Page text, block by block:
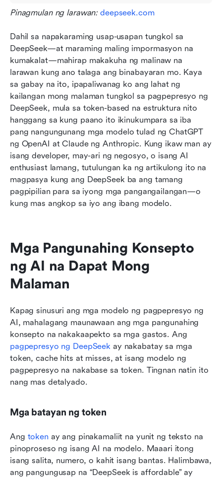
Pinagmulan ng larawan: deepseek.com
Dahil sa napakaraming usap-usapan tungkol sa
DeepSeek—at maraming maling impormasyon na
kumakalat—mahirap makakuha ng malinaw na
larawan kung ano talaga ang binabayaran mo. Kaya
sa gabay na ito, ipapaliwanag ko ang lahat ng
kailangan mong malaman tungkol sa pagpepresyo ng
DeepSeek, mula sa token-based na estruktura nito
hanggang sa kung paano ito ikinukumpara sa iba
pang nangungunang mga modelo tulad ng ChatGPT
ng OpenAI at Claude ng Anthropic. Kung ikaw man ay
isang developer, may-ari ng negosyo, o isang AI
enthusiast lamang, tutulungan ka ng artikulong ito na
magpasya kung ang DeepSeek ba ang tamang
pagpipilian para sa iyong mga pangangailangan—o
kung mas angkop sa iyo ang ibang modelo.
Mga Pangunahing Konsepto
ng AI na Dapat Mong
Malaman
Kapag sinusuri ang mga modelo ng pagpepresyo ng
AI, mahalagang maunawaan ang mga pangunahing
pagpepresyo ng DeepSeek ay nakabatay sa mga
token, cache hits at misses, at isang modelo ng
pagpepresyo na nakabase sa token. Tingnan natin ito
nang mas detalyado.
Mga batayan ng token
Ang token ay ang pinakamaliit na yunit ng teksto na
pinoproseso ng isang AI na modelo. Maaari itong
isang salita, numero, o kahit isang bantas. Halimbawa,
ang pangungusap na “DeepSeek is affordable” ay